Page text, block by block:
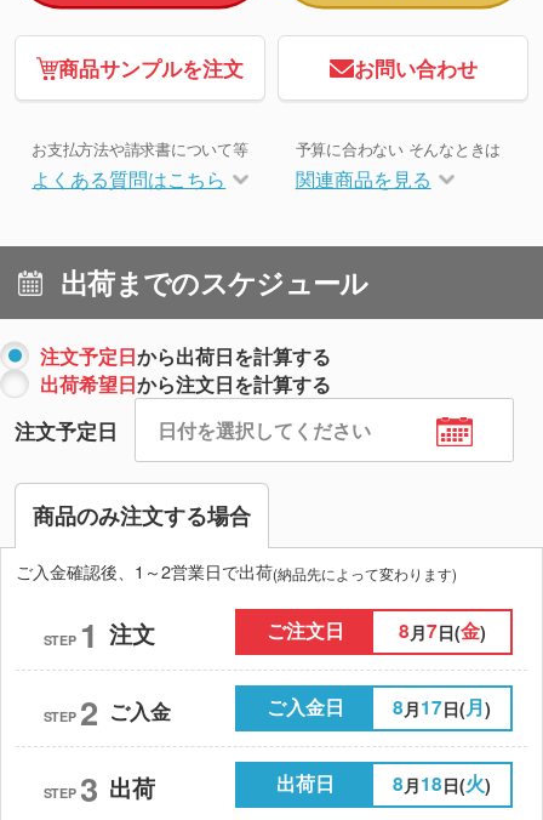
商品サンプルを注文 お問い合わせ
お支払方法や請求書について等
よくある質問はこちら
予算に合わない そんなときは
関連商品を見る
出荷までのスケジュール
注文予定日から出荷日を計算する
出荷希望日から注文日を計算する
注文予定日
商品のみ注文する場合
ご入金確認後、1～2営業日で出荷(納品先によって変わります)
STEP 1 注文 ご注文日 8 月7日(金)
STEP 2 ご入金 ご入金日 8 月17日(月)
STEP 3 出荷 出荷日 8 月18日(火)